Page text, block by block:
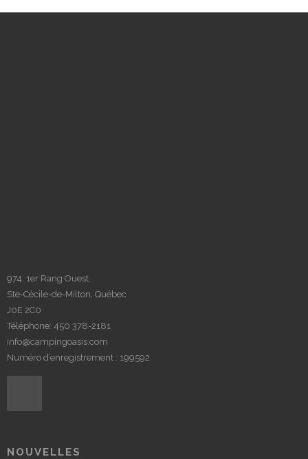
974, 1er Rang Ouest,
Ste-Cécile-de-Milton, Québec
J0E 2C0
Téléphone: 450 378-2181
info@campingoasis.com
Numéro d’enregistrement : 199592
NOUVELLES